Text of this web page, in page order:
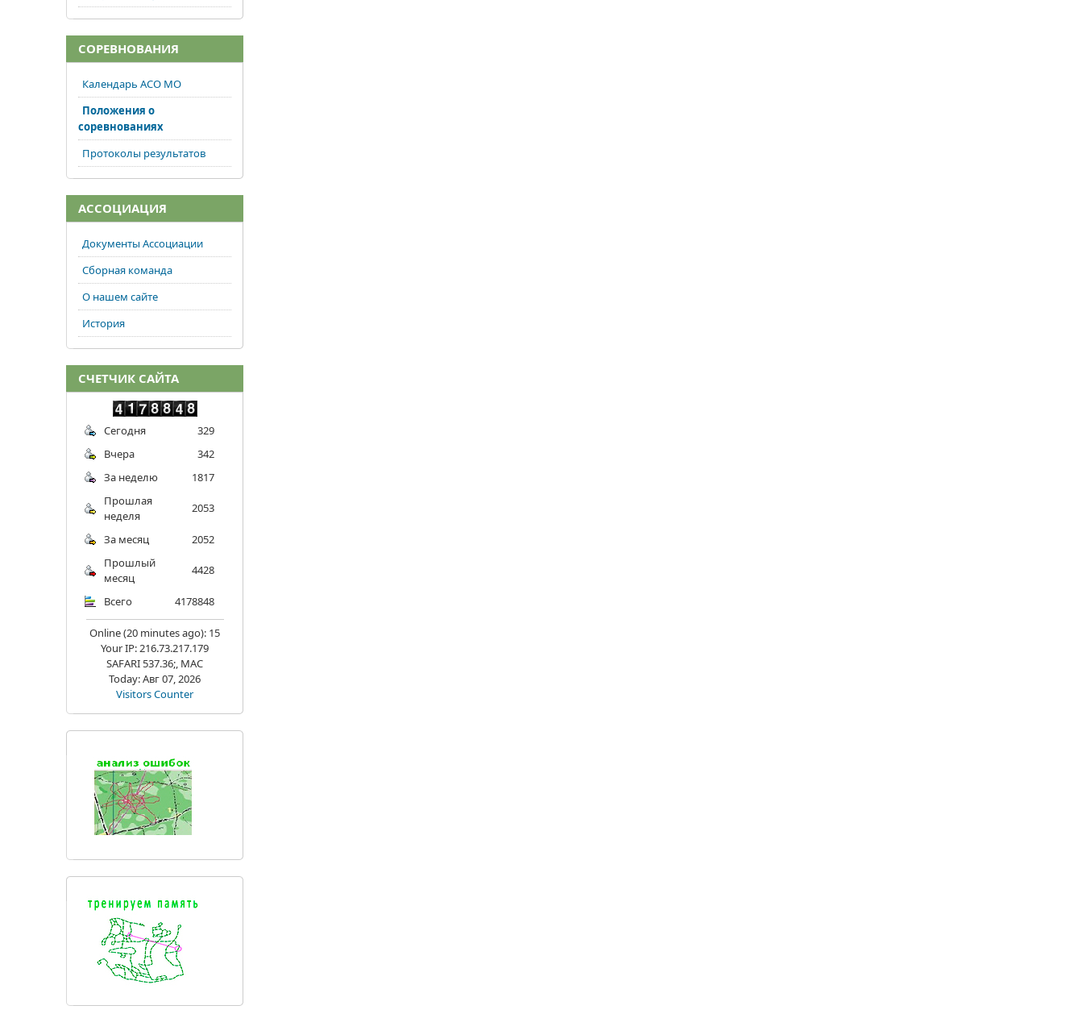
СОРЕВНОВАНИЯ
Календарь АСО МО
Положения о
соревнованиях
Протоколы результатов
АССОЦИАЦИЯ
Документы Ассоциации
Сборная команда
О нашем сайте
История
СЧЕТЧИК САЙТА
Сегодня
329
Вчера
342
За неделю
1817
Прошлая
неделя
2053
За месяц
2052
Прошлый
месяц
4428
Всего 4178848
Online (20 minutes ago): 15
Your IP: 216.73.217.179
SAFARI 537.36;, MAC
Today: Авг 07, 2026
Visitors Counter